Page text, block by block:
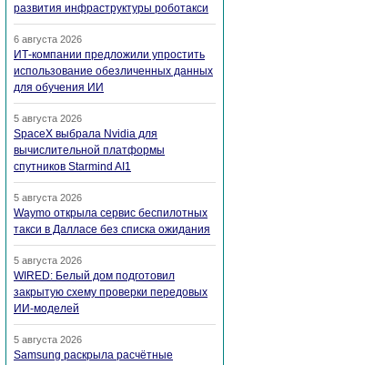
развития инфраструктуры роботакси
6 августа 2026
ИТ-компании предложили упростить
использование обезличенных данных
для обучения ИИ
5 августа 2026
SpaceX выбрала Nvidia для
вычислительной платформы
спутников Starmind AI1
5 августа 2026
Waymo открыла сервис беспилотных
такси в Далласе без списка ожидания
5 августа 2026
WIRED: Белый дом подготовил
закрытую схему проверки передовых
ИИ-моделей
5 августа 2026
Samsung раскрыла расчётные